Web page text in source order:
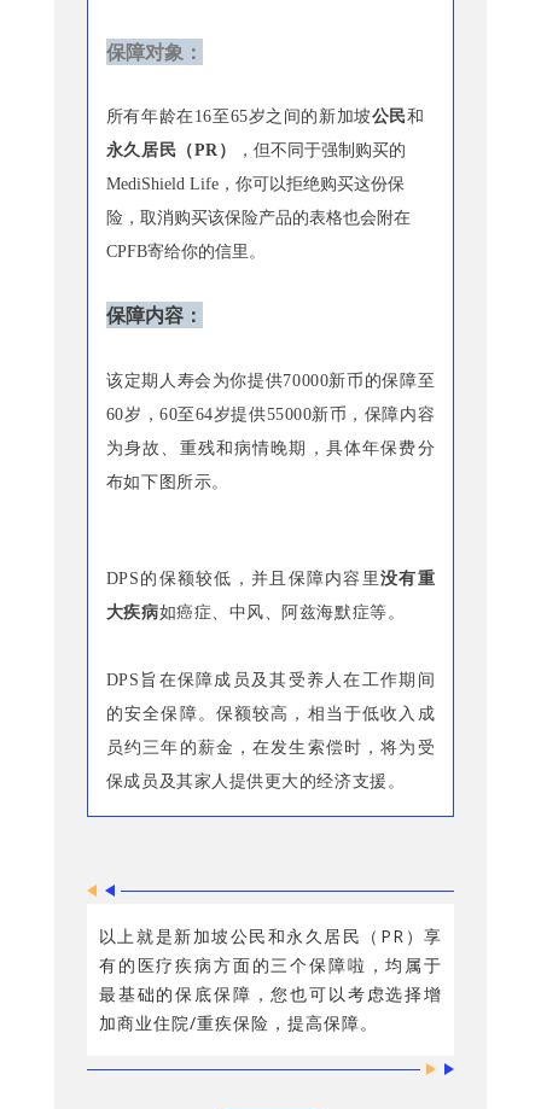
保障对象：
所有年龄在16至65岁之间的新加坡公民和
永久居民（PR）
，但不同于强制购买的
MediShield Life， 你可以拒绝购买这份保
险，取消购买该保险产品的表格也会附在
CPFB寄给你的信里。
保障内容：
该定期人寿会为你提供70000新币的保障至
60岁，60至64岁提供55000新币，保障内容
为身故、重残和病情晚期，具体年保费分
布如下图所示。
DPS的保额较低 ，并且保障内容里 没有重
大疾病如癌症、中风、阿兹海默症等。
DPS旨在保障成员及其受养人在工作期间
的安全保障。保额较高，相当于低收入成
员约三年的薪金，在发生索偿时，将为受
保成员及其家人提供更大的经济支援。
以上就是新加坡公民和永久居民（PR）享
有的医疗疾病方面的三个保障啦，均属于
最基础的保底保障，您也可以考虑选择增
加商业住院/重疾保险，提高保障。